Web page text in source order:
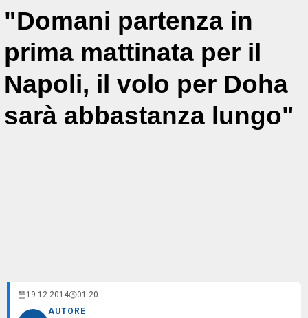
"Domani partenza in
prima mattinata per il
Napoli, il volo per Doha
sarà abbastanza lungo"
19.12.2014 01:20
AUTORE